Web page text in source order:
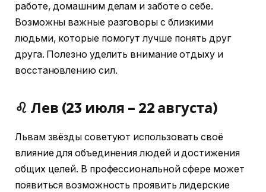
работе, домашним делам и заботе о себе.
Возможны важные разговоры с близкими
людьми, которые помогут лучше понять друг
друга. Полезно уделить внимание отдыху и
восстановлению сил.
♌ Лев (23 июля – 22 августа)
Львам звёзды советуют использовать своё
влияние для объединения людей и достижения
общих целей. В профессиональной сфере может
появиться возможность проявить лидерские